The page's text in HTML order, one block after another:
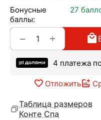
Бонусные
баллы:
27
+
−
4 платежа
Отложить
Таблица размеров
Конте Спа